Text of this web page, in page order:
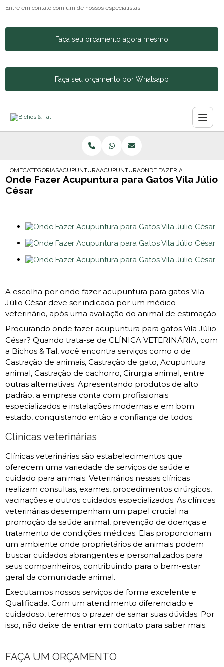
Entre em contato com um de nossos especialistas!
Faça seu orçamento agora mesmo
Faça seu orçamento por Whatsapp
HOMECATEGORIASACUPUNTURA ANIMALACUPUNTURA EM ANIMALONDE FAZER ACUPUNTURA
Onde Fazer Acupuntura para Gatos Vila Júlio
César
A escolha por onde fazer acupuntura para gatos Vila
Júlio César deve ser indicada por um médico
veterinário, após uma avaliação do animal de estimação.
Procurando onde fazer acupuntura para gatos Vila Júlio
César? Quando trata-se de CLÍNICA VETERINÁRIA, com
a Bichos & Tal, você encontra serviços como o de
Castração de animais, Castração de gato, Acupuntura
animal, Castração de cachorro, Cirurgia animal, entre
outras alternativas. Apresentando produtos de alto
padrão, a empresa conta com profissionais
especializados e instalações modernas e em bom
estado, conquistando então a confiança de todos.
Clínicas veterinárias
Clínicas veterinárias são estabelecimentos que
oferecem uma variedade de serviços de saúde e
cuidado para animais. Veterinários nessas clínicas
realizam consultas, exames, procedimentos cirúrgicos,
vacinações e outros cuidados especializados. As clínicas
veterinárias desempenham um papel crucial na
promoção da saúde animal, prevenção de doenças e
tratamento de condições médicas. Elas proporcionam
um ambiente onde proprietários de animais podem
buscar cuidados abrangentes e personalizados para
seus companheiros, contribuindo para o bem-estar
geral da comunidade animal.
Executamos nossos serviços de forma excelente e
Qualificada. Com um atendimento diferenciado e
cuidadoso, teremos o prazer de sanar suas dúvidas. Por
isso, não deixe de entrar em contato para saber mais.
FAÇA UM ORÇAMENTO